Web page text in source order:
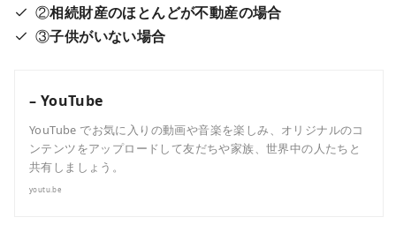
②相続財産のほとんどが不動産の場合
③子供がいない場合
– YouTube
YouTube でお気に入りの動画や音楽を楽しみ、オリジナルのコ
ンテンツをアップロードして友だちや家族、世界中の人たちと
共有しましょう。
youtu.be